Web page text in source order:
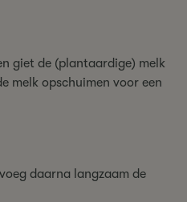
giet de (plantaardige) melk
melk opschuimen voor een
daarna langzaam de